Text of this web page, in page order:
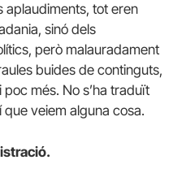
aplaudiments, tot eren
sinó dels
però malauradament
buides de continguts,
més. No s’ha traduït
veiem alguna cosa.